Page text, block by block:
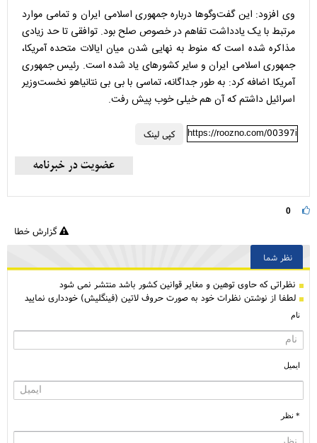
وی افزود: این گفت‌و‌گو‌ها درباره جمهوری اسلامی ایران و تمامی موارد
مرتبط با یک یادداشت تفاهم در خصوص صلح بود. توافقی تا حد زیادی
مذاکره شده است که منوط به نهایی شدن میان ایالات متحده آمریکا،
جمهوری اسلامی ایران و سایر کشور‌های یاد شده است. رئیس جمهوری
آمریکا اضافه کرد: به طور جداگانه، تماسی با بی بی نتانیاهو نخست‌وزیر
اسرائیل داشتم که آن هم خیلی خوب پیش رفت.
کپی لینک https://roozno.com/00397i
0
گزارش خطا
نظر شما
نظراتی كه حاوی توهین و مغایر قوانین کشور باشد منتشر نمی شود
لطفا از نوشتن نظرات خود به صورت حروف لاتین (فینگلیش) خودداری نمایید
نام
ایمیل
* نظر